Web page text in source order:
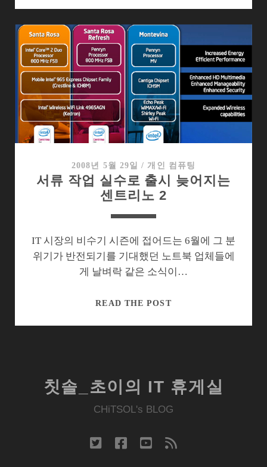
브
로
변
신,
달
라
지
인
텔
2008년 5월 29일 / 개인 컴퓨팅
서류 작업 실수로 출시 늦어지는
센트리노 2
IT 시장의 비수기 시즌에 접어드는 6월에 그 분
위기가 반전되기를 기대했던 노트북 업체들에
게 날벼락 같은 소식이…
READ THE POST서
로
출
어
칫솔_초이의 IT 휴게실
CHiTSOL's BLOG
twitterfacebook
youtube
rss